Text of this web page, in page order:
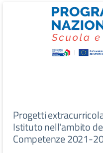
Progetti
Istituto nell'ambito
Competenze 2021-